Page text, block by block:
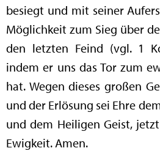
besiegt und mit seiner
Möglichkeit zum Sieg über
den letzten Feind (vgl. 1
indem er uns das Tor zum
hat. Wegen dieses großen
und der Erlösung sei Ehre
und dem Heiligen Geist,
Ewigkeit. Amen.